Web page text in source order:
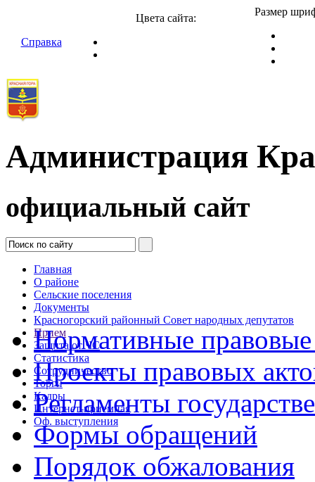
Справка
Цвета сайта:
Размер
Администрация
официальный сайт
Главная
О районе
Сельские поселения
Документы
Красногорский районный Совет народных депутатов
Прием
Защита от ЧС
Статистика
Сотрудничество
Торги
Кадры
Интернет-приемная
Оф. выступления
Нормативные
Проекты правовых
Регламенты
Формы обращений
Порядок обжалования